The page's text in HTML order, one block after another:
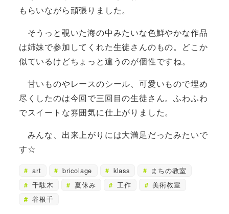
もらいながら頑張りました。
そうっと覗いた海の中みたいな色鮮やかな作品
は姉妹で参加してくれた生徒さんのもの。どこか
似ているけどちょっと違うのが個性ですね。
甘いものやレースのシール、可愛いもので埋め
尽くしたのは今回で三回目の生徒さん。ふわふわ
でスイートな雰囲気に仕上がりました。
みんな、出来上がりには大満足だったみたいで
す☆
art bricolage klass
まちの教室
千駄木
夏休み 工作
美術教室
谷根千